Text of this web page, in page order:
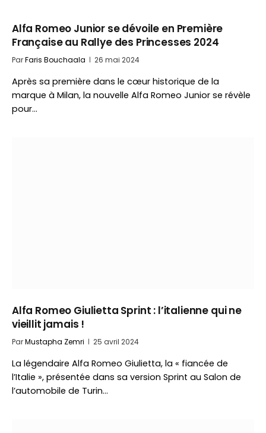
Alfa Romeo Junior se dévoile en Première
Française au Rallye des Princesses 2024
ParFaris Bouchaala 26 mai 2024
Après sa première dans le cœur historique de la
marque à Milan, la nouvelle Alfa Romeo Junior se révèle
pour…
Alfa Romeo Giulietta Sprint : l’italienne qui ne
vieillit jamais !
ParMustapha Zemri 25 avril 2024
La légendaire Alfa Romeo Giulietta, la « fiancée de
l’Italie », présentée dans sa version Sprint au Salon de
l’automobile de Turin…